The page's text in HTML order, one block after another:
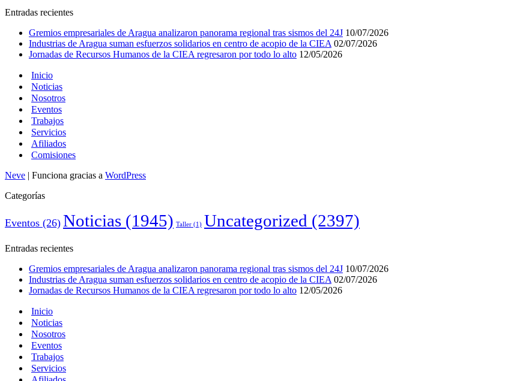
Entradas recientes
Gremios empresariales de Aragua analizaron panorama regional tras sismos del 24J 10/07/2026
Industrias de Aragua suman esfuerzos solidarios en centro de acopio de la CIEA 02/07/2026
Jornadas de Recursos Humanos de la CIEA regresaron por todo lo alto 12/05/2026
Inicio
Noticias
Nosotros
Eventos
Trabajos
Servicios
Afiliados
Comisiones
Neve | Funciona gracias a WordPress
Categorías
Eventos (26) Noticias (1945) Taller (1) Uncategorized (2397)
Entradas recientes
Gremios empresariales de Aragua analizaron panorama regional tras sismos del 24J 10/07/2026
Industrias de Aragua suman esfuerzos solidarios en centro de acopio de la CIEA 02/07/2026
Jornadas de Recursos Humanos de la CIEA regresaron por todo lo alto 12/05/2026
Inicio
Noticias
Nosotros
Eventos
Trabajos
Servicios